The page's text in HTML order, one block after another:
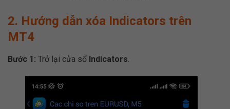
2. Hướng dẫn xóa Indicators trên
MT4
Bước 1: Trở lại cửa sổ Indicators.